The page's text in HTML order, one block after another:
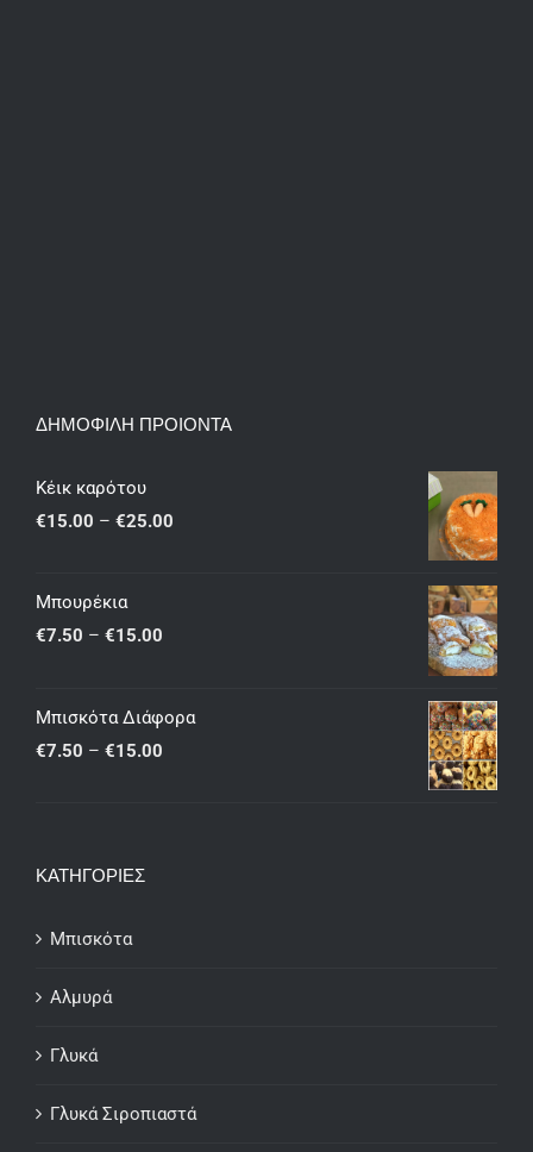
ΔΗΜΟΦΙΛΗ ΠΡΟΙΟΝΤΑ
Κέικ καρότου
€15.00 – €25.00
Μπουρέκια
€7.50 – €15.00
through
Μπισκότα Διάφορα
€7.50 – €15.00
ΚΑΤΗΓΟΡΙΕΣ
Μπισκότα
Αλμυρά
Γλυκά
Γλυκά Σιροπιαστά